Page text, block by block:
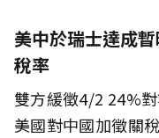
美中於瑞士達成
稅率
雙方緩徵4/2 24%
美國對中國加徵關